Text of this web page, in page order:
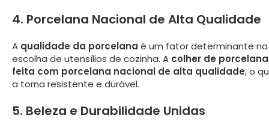
4. Porcelana Nacional de Alta Qualidade
A qualidade da porcelana é um fator determinante na
escolha de utensílios de cozinha. A colher de porcelana
feita com porcelana nacional de alta qualidade, o
a torna resistente e durável.
5. Beleza e Durabilidade Unidas